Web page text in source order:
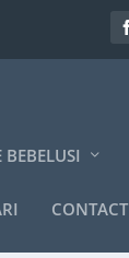
BEBELUSI
CONTACT